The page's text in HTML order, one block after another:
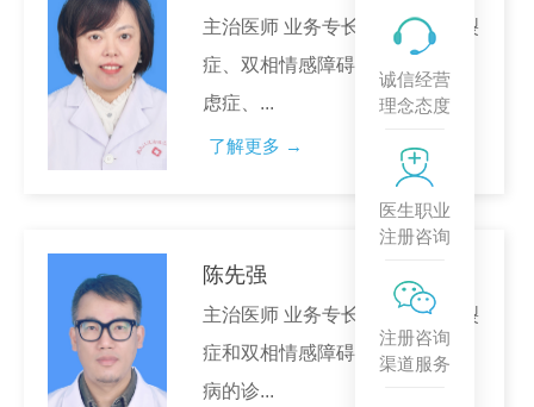
主治医师 业务专长 擅长精神分裂
症、双相情感障碍、抑郁症、焦
虑症、...
了解更多 →
陈先强
主治医师 业务专长 擅长精神分裂
症和双相情感障碍等重型精神疾
病的诊...
诚信经营
理念态度
医生职业
注册咨询
注册咨询
渠道服务